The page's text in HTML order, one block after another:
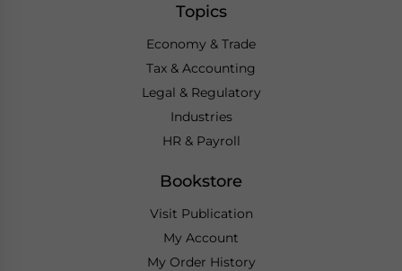
Topics
Economy & Trade
Tax & Accounting
Legal & Regulatory
Industries
HR & Payroll
Bookstore
Visit Publication
My Account
My Order History